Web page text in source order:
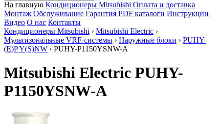
На главную Кондиционеры Mitsubishi Оплата и доставка
Монтаж Обслуживание Гарантия PDF каталоги Инструкции
Видео О нас Контакты
Кондиционеры Mitsubishi › Mitsubishi Electric ›
Мультизональные VRF-системы › Наружные блоки › PUHY-
(E)P Y(S)NW › PUHY-P1150YSNW-A
Mitsubishi Electric PUHY-
P1150YSNW-A